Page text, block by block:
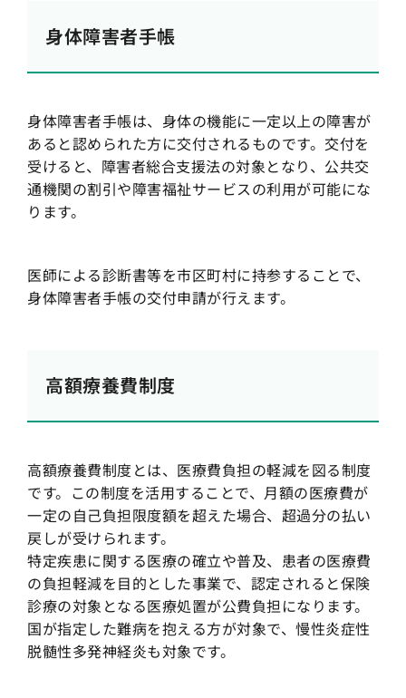
身体障害者手帳
身体障害者手帳は、身体の機能に一定以上の障害が
あると認められた方に交付されるものです。交付を
受けると、障害者総合支援法の対象となり、公共交
通機関の割引や障害福祉サービスの利用が可能にな
ります。
医師による診断書等を市区町村に持参することで、
身体障害者手帳の交付申請が行えます。
高額療養費制度
高額療養費制度とは、医療費負担の軽減を図る制度
です。この制度を活用することで、月額の医療費が
一定の自己負担限度額を超えた場合、超過分の払い
戻しが受けられます。
特定疾患に関する医療の確立や普及、患者の医療費
の負担軽減を目的とした事業で、認定されると保険
診療の対象となる医療処置が公費負担になります。
国が指定した難病を抱える方が対象で、慢性炎症性
脱髄性多発神経炎も対象です。